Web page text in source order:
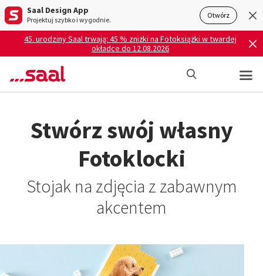
Saal Design App
Projektuj szybko i wygodnie. Otwórz
45. urodziny Saal trwają: 45 % zniżki na Fotoksiążki w twardej
okładce do 12.08.2026
Stwórz swój własny
Fotoklocki
Stojak na zdjęcia z zabawnym
akcentem